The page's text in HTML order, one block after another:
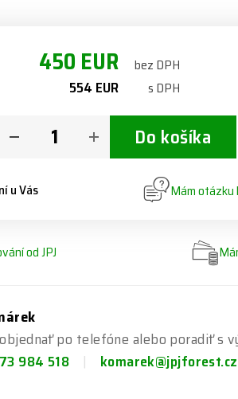
450 EUR bez DPH
554 EUR s DPH
Do košíka
u Vás Mám
od JPJ
po telefóne alebo poradiť s
984 518
komarek@jpjforest.cz